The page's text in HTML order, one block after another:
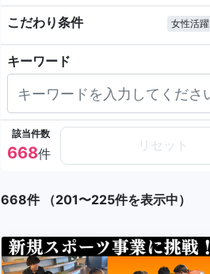
こだわり条件 女性活躍
キーワード
該当件数
668件
リセット
668件 （201〜225件を表示中）